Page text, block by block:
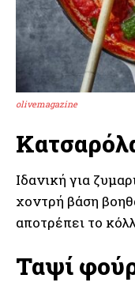
olivemagazine
Ιδανική για
χοντρή βάση
αποτρέπει το
Ταψί